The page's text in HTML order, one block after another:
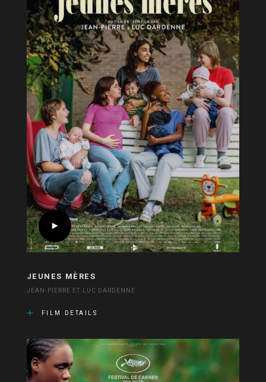
JEUNES MÈRES
JEAN-PIERRE ET LUC DARDENNE
FILM DETAILS